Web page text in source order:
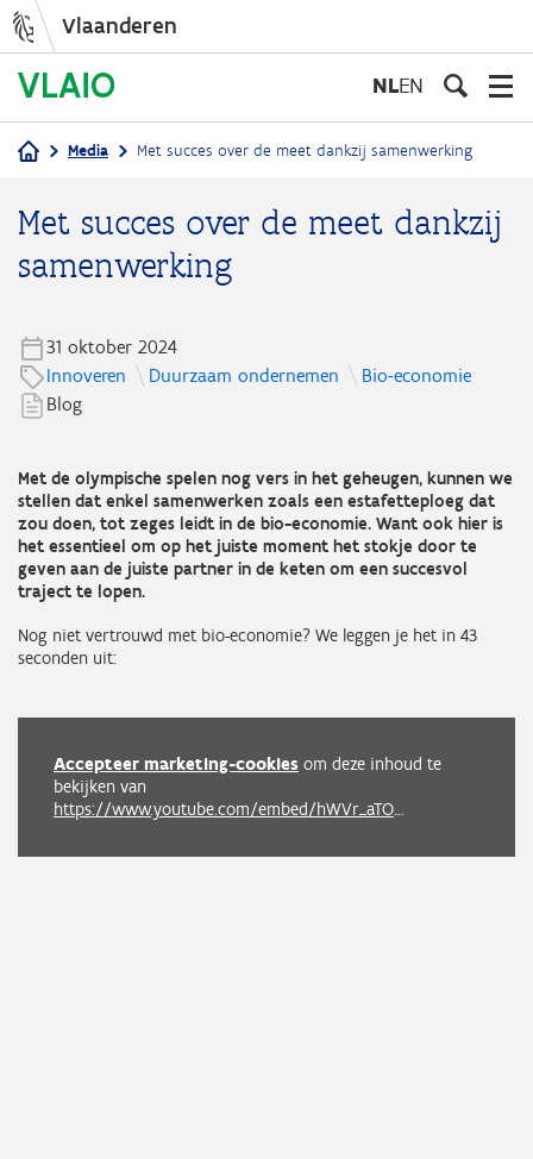
Vlaanderen
NLEN
Media Met succes over de meet dankzij samenwerking
Met succes over de meet dankzij
samenwerking
31 oktober 2024
Innoveren
Duurzaam ondernemen
Bio-economie
Blog
Met de olympische spelen nog vers in het geheugen, kunnen we
stellen dat enkel samenwerken zoals een estafetteploeg dat
zou doen, tot zeges leidt in de bio-economie. Want ook hier is
het essentieel om op het juiste moment het stokje door te
geven aan de juiste partner in de keten om een succesvol
traject te lopen.
Nog niet vertrouwd met bio-economie? We leggen je het in 43
seconden uit:
Accepteer marketing-cookies om deze inhoud te
bekijken van
https://www.youtube.com/embed/hWVr_aTOXE4?autoplay=0&start=0&rel=0